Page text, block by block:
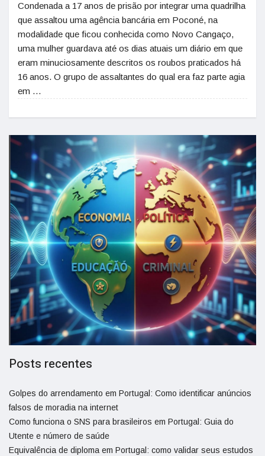
Condenada a 17 anos de prisão por integrar uma quadrilha
que assaltou uma agência bancária em Poconé, na
modalidade que ficou conhecida como Novo Cangaço,
uma mulher guardava até os dias atuais um diário em que
eram minuciosamente descritos os roubos praticados há
16 anos. O grupo de assaltantes do qual era faz parte agia
em …
Posts recentes
Golpes do arrendamento em Portugal: Como identificar anúncios
falsos de moradia na internet
Como funciona o SNS para brasileiros em Portugal: Guia do
Utente e número de saúde
Equivalência de diploma em Portugal: como validar seus estudos